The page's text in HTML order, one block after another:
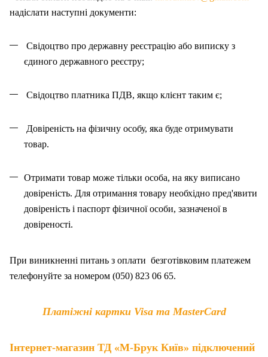
надіслати наступні документи:
Свідоцтво про державну реєстрацію або виписку з
єдиного державного реєстру;
Свідоцтво платника ПДВ, якщо клієнт таким є;
Довіреність на фізичну особу, яка буде отримувати
товар.
Отримати товар може тільки особа, на яку виписано
довіреність. Для отримання товару необхідно пред'явити
довіреність і паспорт фізичної особи, зазначеноїв
довіреності.
При виникненні питань з оплати безготівковим платежем
телефонуйте за номером (050) 823 06 65.
Платіжні картки Visa та MasterCard
Інтернет-магазин ТД «М-Брук Київ» підключений